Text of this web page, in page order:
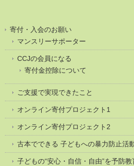
寄付・入会のお願い
マンスリーサポーター
CCJの会員になる
寄付金控除について
ご支援で実現できたこと
オンライン寄付プロジェクト1
オンライン寄付プロジェクト2
古本でできる 子どもへの暴力防止活
子どもの“安心・自信・自由”を予防教